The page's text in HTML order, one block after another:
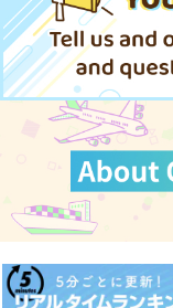
犬も歩けば運命に当た
時々刻々
660円（税込）
カイザー×潔世一
専売 1,572円 （税込）
ブルーロック
カイザー×潔世一
サンプル
カート